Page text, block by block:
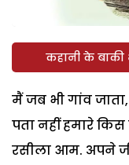
कहानी के
मैं जब भी गांव
पता नहीं हमारे
रसीला आम. अपने